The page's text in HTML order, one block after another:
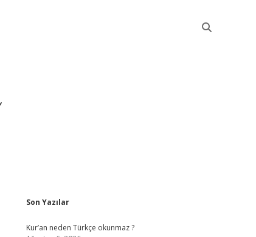
Sidebar
Son Yazılar
Kur’an neden Türkçe okunmaz ?